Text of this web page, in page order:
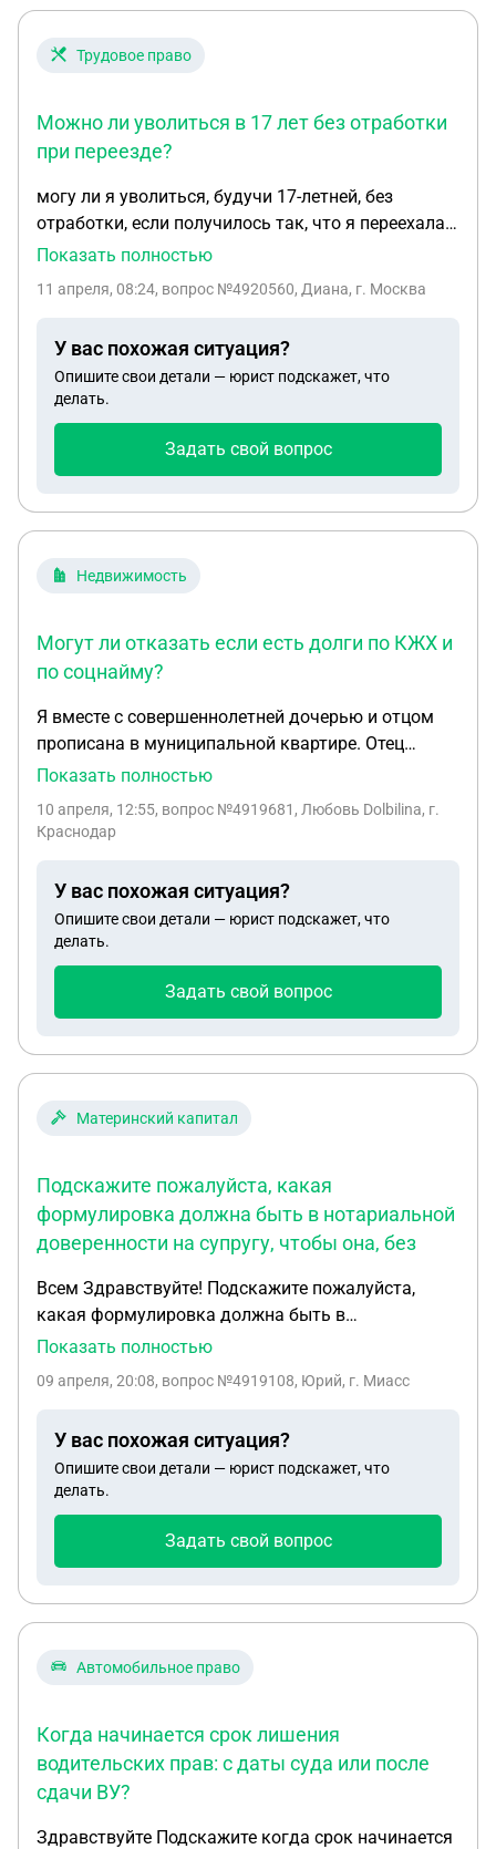
Трудовое право
Можно ли уволиться в 17 лет без отработки
при переезде?
могу ли я уволиться, будучи 17-летней, без
отработки, если получилось так, что я переехала и
не успеваю на смены после колледжа, а меня еще
переносы смен на 2-3 часа с портянки и что мне
начальство против..
Показать полностью
11 апреля, 08:24, вопрос №4920560, Диана, г. Москва
У вас похожая ситуация?
Опишите свои детали — юрист подскажет, что
делать.
Задать свой вопрос
Недвижимость
Могут ли отказать если есть долги по КЖХ и
по соцнайму?
Я вместе с совершеннолетней дочерью и отцом
прописана в муниципальной квартире. Отец
является её нанимателем и накопив долги на этой
нашла , но есть старый договор найма отца. Могу
соцнайма или обязательно должен быть ордер ?
Могут ли отказать если есть долги по КЖХ и по
соцнайму?L
Показать полностью
10 апреля, 12:55, вопрос №4919681, Любовь Dolbilina, г.
Краснодар
У вас похожая ситуация?
Опишите свои детали — юрист подскажет, что
делать.
Задать свой вопрос
Материнский капитал
Подскажите пожалуйста, какая
формулировка должна быть в нотариальной
доверенности на супругу, чтобы она, без
Всем Здравствуйте! Подскажите пожалуйста,
какая формулировка должна быть в
нотариальной доверенности на супругу, чтобы
отказаться от моего имени от реализации права,
Б256 ФЗ от 29.12.2006г., учавствовать в
перераспределении моей доли в общедолевой
собственности (квартиры купленной с
ребёнка. Заранее огромное спасибо!
Показать полностью
09 апреля, 20:08, вопрос №4919108, Юрий, г. Миасс
У вас похожая ситуация?
Опишите свои детали — юрист подскажет, что
делать.
Задать свой вопрос
Автомобильное право
Когда начинается срок лишения
водительских прав: с даты суда или после
сдачи ВУ?
Здравствуйте Подскажите когда срок начинается